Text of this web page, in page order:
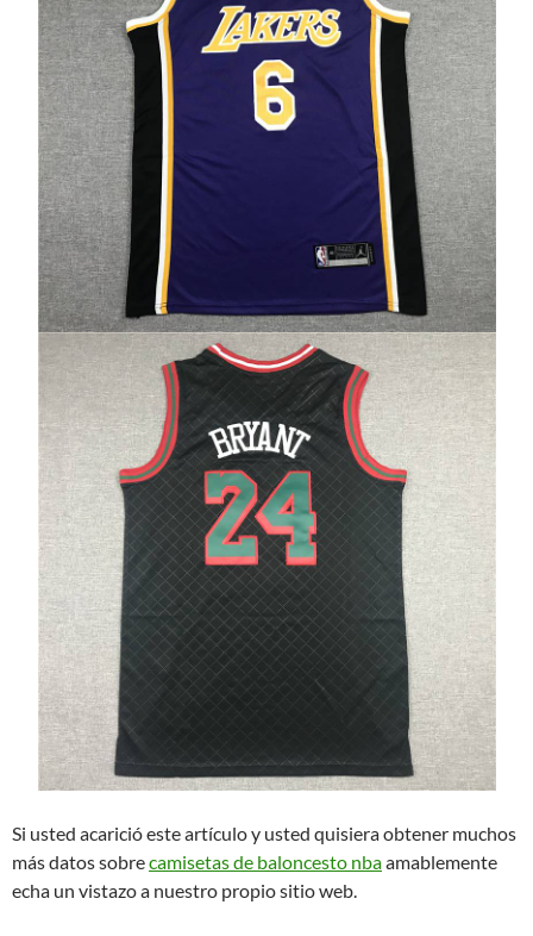
Si usted acarició este artículo y usted quisiera obtener muchos
más datos sobrecamisetas de baloncesto nbaamablemente
echa un vistazo a nuestro propio sitio web.